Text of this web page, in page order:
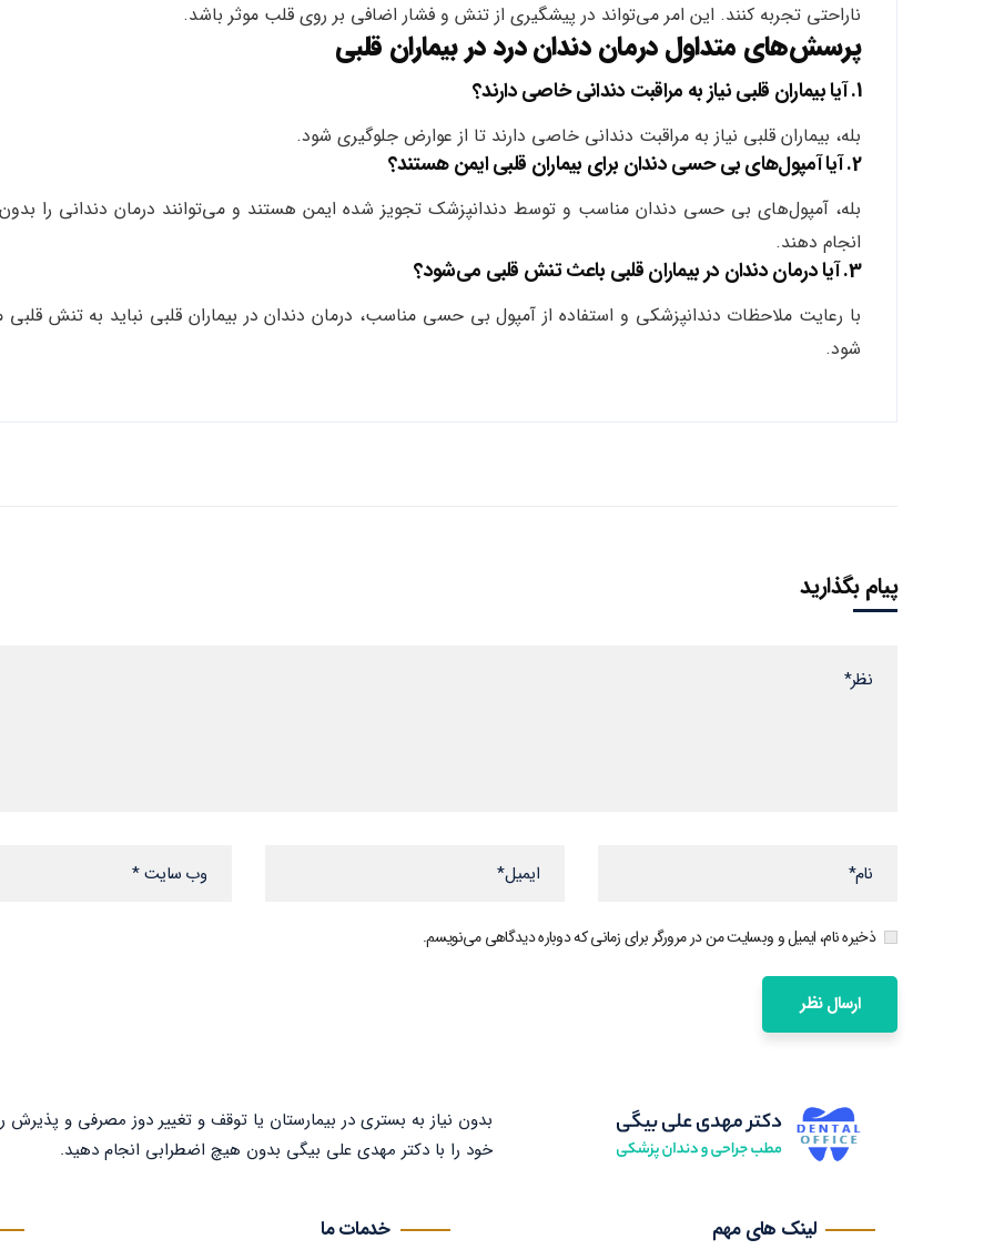
ناراحتی تجربه کنند. این امر می‌تواند در پیشگیری از تنش و فشار اضافی بر روی قلب موثر باشد.
پرسش‌های متداول درمان دندان درد در بیماران قلبی
1. آیا بیماران قلبی نیاز به مراقبت دندانی خاصی دارند؟
بله، بیماران قلبی نیاز به مراقبت دندانی خاصی دارند تا از عوارض جلوگیری شود.
2. آیا آمپول‌های بی حسی دندان برای بیماران قلبی ایمن هستند؟
بله، آمپول‌های بی حسی دندان مناسب و توسط دندانپزشک تجویز شده ایمن هستند و می‌توانند درمان دندانی را
انجام دهند.
3. آیا درمان دندان در بیماران قلبی باعث تنش قلبی می‌شود؟
با رعایت ملاحظات دندانپزشکی و استفاده از آمپول بی حسی مناسب، درمان دندان در بیماران قلبی نباید به تنش قلبی
شود.
پیام بگذارید
ذخیره نام، ایمیل و وبسایت من در مرورگر برای زمانی که دوباره دیدگاهی می‌نویسم.
بدون نیاز به بستری در بیمارستان یا توقف و تغییر دوز مصرفی و
خود را با دکتر مهدی علی بیگی بدون هیچ اضطرابی انجام دهید.
لینک های مهم خدمات ما